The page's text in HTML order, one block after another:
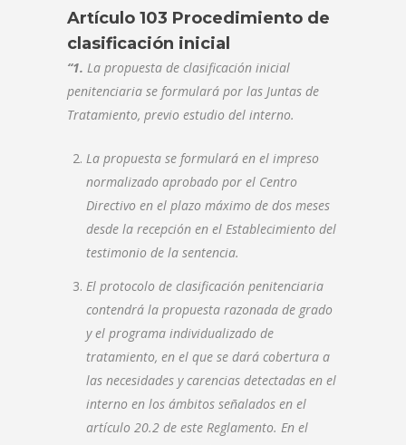
Artículo 103 Procedimiento de
clasificación inicial
“1. La propuesta de clasificación inicial
penitenciaria se formulará por las Juntas de
Tratamiento, previo estudio del interno.
La propuesta se formulará en el impreso
normalizado aprobado por el Centro
Directivo en el plazo máximo de dos meses
desde la recepción en el Establecimiento del
testimonio de la sentencia.
El protocolo de clasificación penitenciaria
contendrá la propuesta razonada de grado
y el programa individualizado de
tratamiento, en el que se dará cobertura a
las necesidades y carencias detectadas en el
interno en los ámbitos señalados en el
artículo 20.2 de este Reglamento. En el